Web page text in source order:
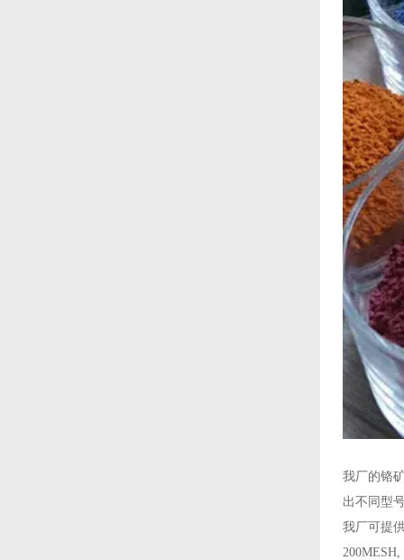
我厂的铬
出不同型
我厂可提
200MESH,